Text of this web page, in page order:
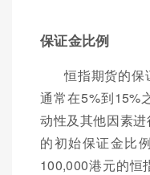
保证金比例
恒指期货的保
通常在5%到15%
动性及其他因素
的初始保证金比
100,000港元的恒